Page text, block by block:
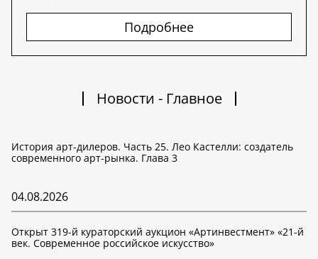
Подробнее
Новости - Главное
История арт-дилеров. Часть 25. Лео Кастелли: создатель
современного арт-рынка. Глава 3
04.08.2026
Открыт 319-й кураторский аукцион «Артинвестмент» «21-й
век. Современное российское искусство»